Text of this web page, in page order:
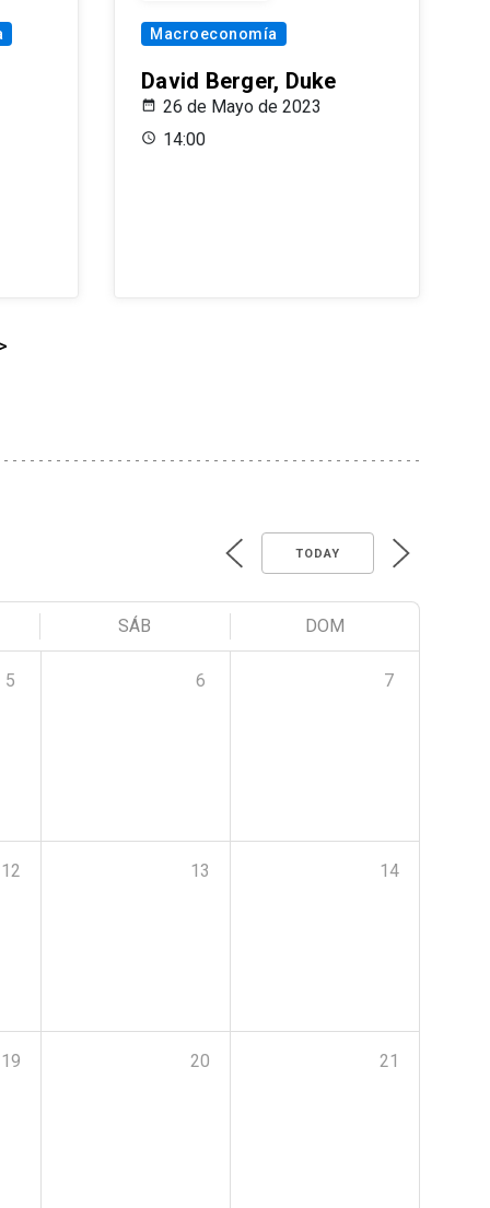
Macroeconomía
David Berger, Duke
26 de Mayo de 2023
14:00
TODAY
SÁB DOM
5 6 7
12 13 14
19 20 21